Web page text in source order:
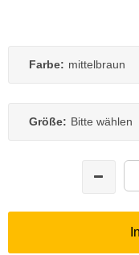
Farbe: mittelbraun
Größe: Bitte wählen